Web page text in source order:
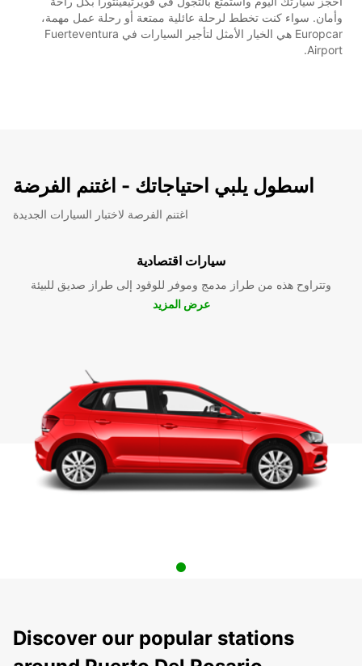
وأمان. سواء كنت تخطط لرحلة عائلية ممتعة أو رحلة عمل مهمة،
Europcar هي الخيار الأمثل لتأجير السيارات في Fuerteventura
Airport.
اسطول يلبي احتياجاتك - اغتنم الفرضة
اغتنم الفرصة لاختبار السيارات الجديدة
سيارات اقتصادية
وتتراوح هذه من طراز مدمج وموفر للوقود إلى طراز صديق للبيئة
عرض المزيد
Discover our popular stations